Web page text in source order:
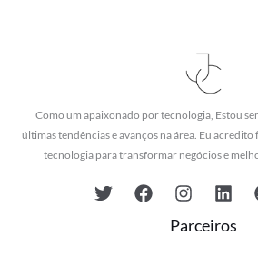
Como um apaixonado por tecnologia, Estou
últimas tendências e avanços na área. Eu
tecnologia para transformar negócios e
Parceiros